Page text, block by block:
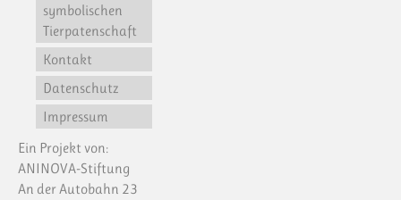
symbolischen
Tierpatenschaft
Kontakt
Datenschutz
Impressum
Ein Projekt von:
ANINOVA-Stiftung
An der Autobahn 23